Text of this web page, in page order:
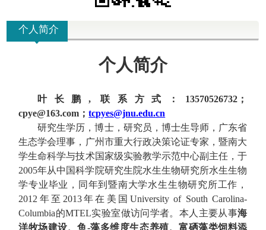
个人简介
个人简介
叶长鹏 ,联系方式： 13570526732 ；
cpye@163.com ；tcpyes@jnu.edu.cn
研究生学历，博士，研究员， 博士生导师，广东省
生态学会理事，广州市重大行政决策论证专家，暨南大
学生命科学与技术国家级实验教学示范中心副主任，于
2005年从中国科学院研究生院水生生物研究所水生生物
学专业毕业，同年到暨南大学水生生物研究所工作 ，
2012 年至 2013年在美国 University of South Carolina-
Columbia的MTEL实验室做访问学者。 本人 主要从事海
洋牧场建设、鱼-藻多维度生态养殖、富硒藻类饲料添